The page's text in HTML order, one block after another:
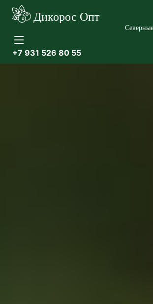
Дикорос Опт
+7 931 526 80 55